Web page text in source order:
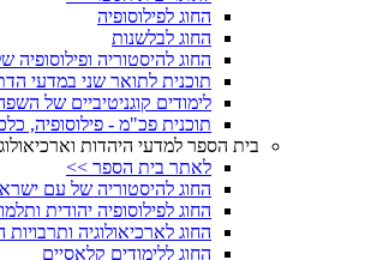
החוג לפילוסופיה
החוג לבלשנות
החוג להיסטוריה ופילוסופיה
תוכנית לתואר שני במדעי
לימודים קוגניטיביים של
תוכנית פכ"מ - פילוסופיה,
בית הספר למדעי היהדות
לאתר בית הספר >>
החוג להיסטוריה של עם
החוג לפילוסופיה יהודית
החוג לארכיאולוגיה
החוג ללימודים קלאסיים